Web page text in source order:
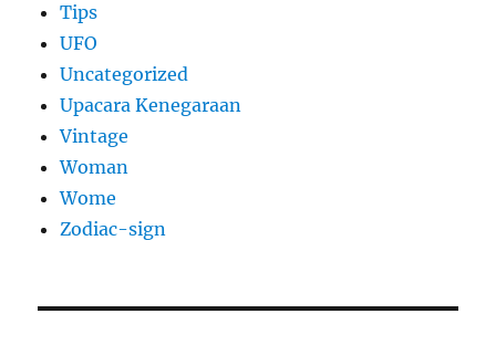
Tips
UFO
Uncategorized
Upacara Kenegaraan
Vintage
Woman
Wome
Zodiac-sign